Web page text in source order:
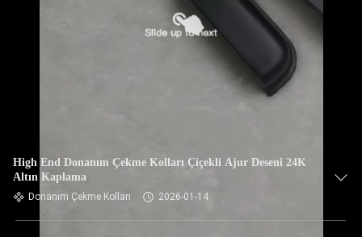
High End Donanım Çekme Kolları Çiçekli Ajur Deseni 24K
Altın Kaplama
Donanım Çekme Kolları 2026-01-14